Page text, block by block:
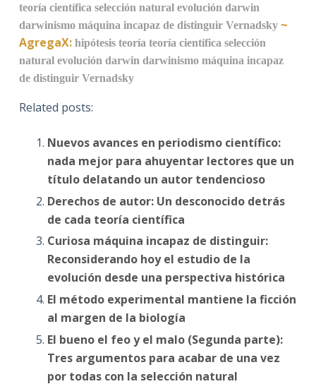
teoría científica selección natural evolución darwin
darwinismo máquina incapaz de distinguir Vernadsky~
AgregaX: hipótesis teoría teoría científica selección
natural evolución darwin darwinismo máquina incapaz
de distinguir Vernadsky
Related posts:
Nuevos avances en periodismo científico:
nada mejor para ahuyentar lectores que un
título delatando un autor tendencioso
Derechos de autor: Un desconocido detrás
de cada teoría científica
Curiosa máquina incapaz de distinguir:
Reconsiderando hoy el estudio de la
evolución desde una perspectiva histórica
El método experimental mantiene la ficción
al margen de la biología
El bueno el feo y el malo (Segunda parte):
Tres argumentos para acabar de una vez
por todas con la selección natural